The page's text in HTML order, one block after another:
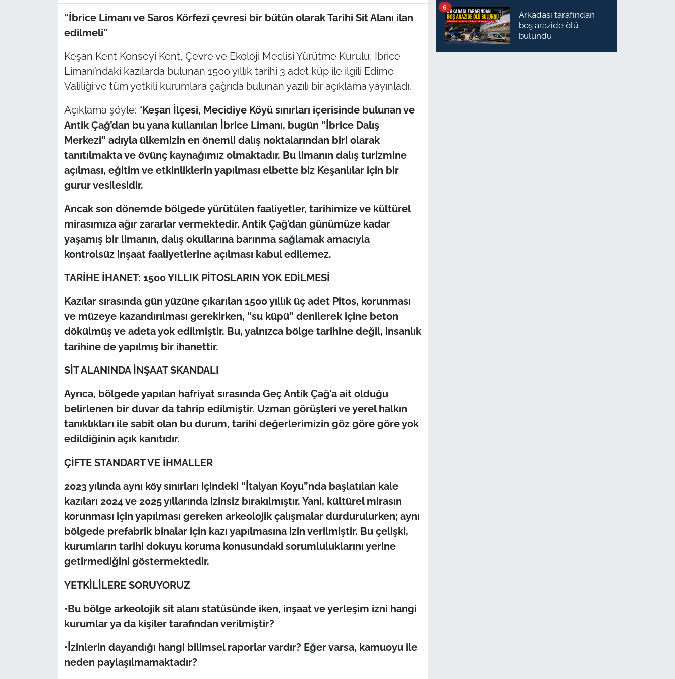
“İbrice Limanı ve Saros Körfezi çevresi bir bütün olarak Tarihi Sit Alanı ilan
edilmeli”
Keşan Kent Konseyi Kent, Çevre ve Ekoloji Meclisi Yürütme Kurulu, İbrice
Limanı’ndaki kazılarda bulunan 1500 yıllık tarihi 3 adet küp ile ilgili Edirne
Valiliği ve tüm yetkili kurumlara çağrıda bulunan yazılı bir açıklama yayınladı.
Açıklama şöyle: “Keşan İlçesi, Mecidiye Köyü sınırları içerisinde bulunan ve
Antik Çağ’dan bu yana kullanılan İbrice Limanı, bugün “İbrice Dalış
Merkezi” adıyla ülkemizin en önemli dalış noktalarından biri olarak
tanıtılmakta ve övünç kaynağımız olmaktadır. Bu limanın dalış turizmine
açılması, eğitim ve etkinliklerin yapılması elbette biz Keşanlılar için bir
gurur vesilesidir.
Ancak son dönemde bölgede yürütülen faaliyetler, tarihimize ve kültürel
mirasımıza ağır zararlar vermektedir. Antik Çağ’dan günümüze kadar
yaşamış bir limanın, dalış okullarına barınma sağlamak amacıyla
kontrolsüz inşaat faaliyetlerine açılması kabul edilemez.
TARİHE İHANET: 1500 YILLIK PİTOSLARIN YOK EDİLMESİ
Kazılar sırasında gün yüzüne çıkarılan 1500 yıllık üç adet Pitos, korunması
ve müzeye kazandırılması gerekirken, “su küpü” denilerek içine beton
dökülmüş ve adeta yok edilmiştir. Bu, yalnızca bölge tarihine değil, insanlık
tarihine de yapılmış bir ihanettir.
SİT ALANINDA İNŞAAT SKANDALI
Ayrıca, bölgede yapılan hafriyat sırasında Geç Antik Çağ’a ait olduğu
belirlenen bir duvar da tahrip edilmiştir. Uzman görüşleri ve yerel halkın
tanıklıkları ile sabit olan bu durum, tarihi değerlerimizin göz göre göre yok
edildiğinin açık kanıtıdır.
ÇİFTE STANDART VE İHMALLER
2023 yılında aynı köy sınırları içindeki “İtalyan Koyu”nda başlatılan kale
kazıları 2024 ve 2025 yıllarında izinsiz bırakılmıştır. Yani, kültürel mirasın
korunması için yapılması gereken arkeolojik çalışmalar durdurulurken; aynı
bölgede prefabrik binalar için kazı yapılmasına izin verilmiştir. Bu çelişki,
kurumların tarihi dokuyu koruma konusundaki sorumluluklarını yerine
getirmediğini göstermektedir.
YETKİLİLERE SORUYORUZ
•Bu bölge arkeolojik sit alanı statüsünde iken, inşaat ve yerleşim izni hangi
kurumlar ya da kişiler tarafından verilmiştir?
•İzinlerin dayandığı hangi bilimsel raporlar vardır? Eğer varsa, kamuoyu ile
neden paylaşılmamaktadır?
Arkadaşı tarafından
boş arazide ölü
bulundu
6
ÇANAKKALE
TÜRKİYE
Flaş Haber
Dış Haberler
İş Dünyası
Canlı Maç
Gündem-Eğitim